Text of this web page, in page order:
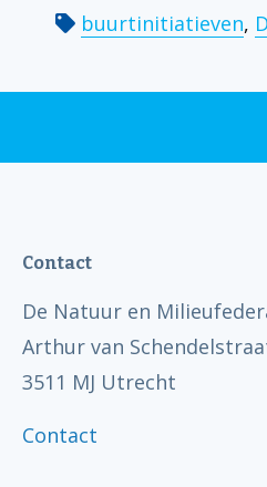
buurtinitiatieven,
Contact
De Natuur en
Arthur van
3511 MJ Utrecht
Contact